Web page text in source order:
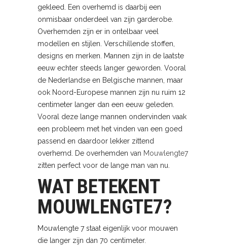
gekleed. Een overhemd is daarbij een
onmisbaar onderdeel van zijn garderobe.
Overhemden zijn er in ontelbaar veel
modellen en stijlen. Verschillende stoffen,
designs en merken. Mannen zijn in de laatste
eeuw echter steeds langer geworden. Vooral
de Nederlandse en Belgische mannen, maar
ook Noord-Europese mannen zijn nu ruim 12
centimeter langer dan een eeuw geleden.
Vooral deze lange mannen ondervinden vaak
een probleem met het vinden van een goed
passend en daardoor lekker zittend
overhemd. De overhemden van Mouwlengte7
zitten perfect voor de lange man van nu.
WAT BETEKENT
MOUWLENGTE7?
Mouwlengte 7 staat eigenlijk voor mouwen
die langer zijn dan 70 centimeter.